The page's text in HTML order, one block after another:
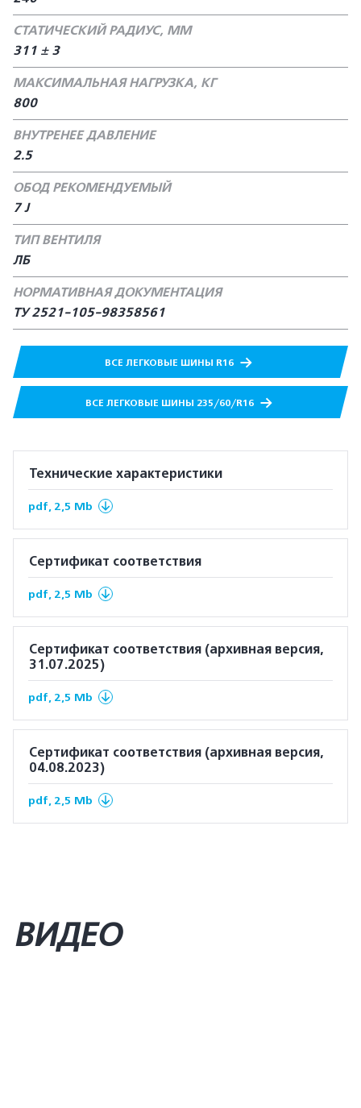
СТАТИЧЕСКИЙ РАДИУС, ММ
311 ± 3
МАКСИМАЛЬНАЯ НАГРУЗКА, КГ
800
ВНУТРЕНЕЕ ДАВЛЕНИЕ
2.5
ОБОД РЕКОМЕНДУЕМЫЙ
7 J
ТИП ВЕНТИЛЯ
ЛБ
НОРМАТИВНАЯ ДОКУМЕНТАЦИЯ
ТУ 2521-105-98358561
ВСЕ ЛЕГКОВЫЕ ШИНЫ R16
ВСЕ ЛЕГКОВЫЕ ШИНЫ 235/60/R16
Технические характеристики
pdf, 2,5 Mb
Сертификат соответствия
pdf, 2,5 Mb
Сертификат соответствия (архивная версия,
31.07.2025)
pdf, 2,5 Mb
Сертификат соответствия (архивная версия,
04.08.2023)
pdf, 2,5 Mb
ВИДЕО